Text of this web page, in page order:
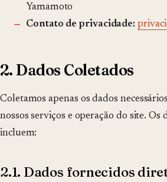
Yamamoto
Contato de privacidade:
2. Dados Coletados
Coletamos apenas os dados
nossos serviços e operação do site. Os
incluem:
2.1. Dados fornecidos